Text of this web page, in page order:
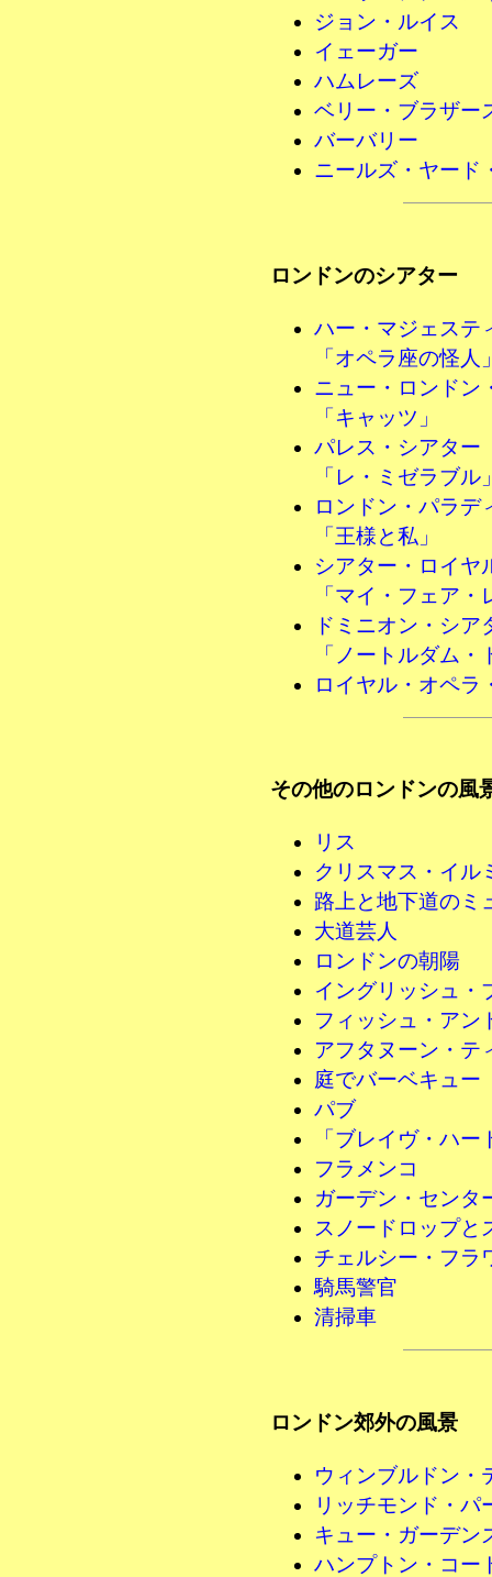
ジョン・ルイス
イェーガー
ハムレーズ
ベリー・ブラザー
バーバリー
ニールズ・ヤード
ロンドンのシアター
ハー・マジェステ
「オペラ座の怪人
ニュー・ロンドン
「キャッツ」
パレス・シアター
「レ・ミゼラブル
ロンドン・パラデ
「王様と私」
シアター・ロイヤ
「マイ・フェア・
ドミニオン・シア
「ノートルダム・
ロイヤル・オペラ
その他のロンドンの風
リス
クリスマス・イル
路上と地下道のミ
大道芸人
ロンドンの朝陽
イングリッシュ・
フィッシュ・アン
アフタヌーン・テ
庭でバーベキュー
パブ
「ブレイヴ・ハ
フラメンコ
ガーデン・センタ
スノードロップと
チェルシー・フラ
騎馬警官
清掃車
ロンドン郊外の風景
ウィンブルドン・
リッチモンド・パ
キュー・ガーデン
ハンプトン・コー